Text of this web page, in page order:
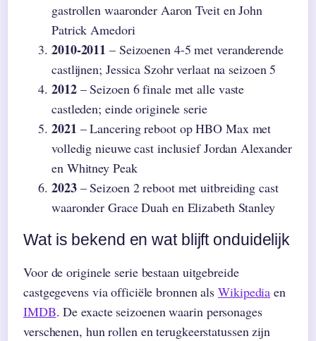
gastrollen waaronder Aaron Tveit en John
Patrick Amedori
2010-2011 – Seizoenen 4-5 met veranderende
castlijnen; Jessica Szohr verlaat na seizoen 5
2012– Seizoen 6 finale met alle vaste
castleden; einde originele serie
2021 – Lancering reboot op HBO Max met
volledig nieuwe cast inclusief Jordan Alexander
en Whitney Peak
2023– Seizoen 2 reboot met uitbreiding cast
waaronder Grace Duah en Elizabeth Stanley
Wat is bekend en wat blijft onduidelijk
Voor de originele serie bestaan uitgebreide
castgegevens via officiële bronnen alsWikipedia en
IMDB. De exacte seizoenen waarin personages
verschenen, hun rollen en terugkeerstatussen zijn